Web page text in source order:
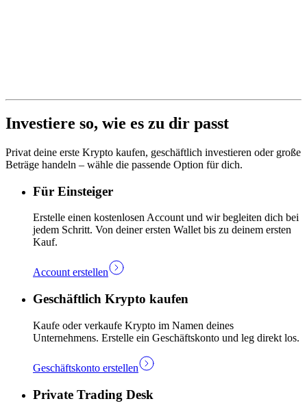
Investiere so, wie es zu dir passt
Privat deine erste Krypto kaufen, geschäftlich investieren oder große
Beträge handeln – wähle die passende Option für dich.
Für Einsteiger
Erstelle einen kostenlosen Account und wir begleiten dich bei
jedem Schritt. Von deiner ersten Wallet bis zu deinem ersten
Kauf.
Account erstellen
Geschäftlich Krypto kaufen
Kaufe oder verkaufe Krypto im Namen deines
Unternehmens. Erstelle ein Geschäftskonto und leg direkt los.
Geschäftskonto erstellen
Private Trading Desk